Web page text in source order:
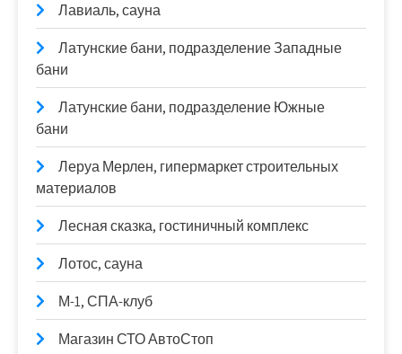
Лавиаль, сауна
Латунские бани, подразделение Западные
бани
Латунские бани, подразделение Южные
бани
Леруа Мерлен, гипермаркет строительных
материалов
Лесная сказка, гостиничный комплекс
Лотос, сауна
М-1, СПА-клуб
Магазин СТО АвтоСтоп